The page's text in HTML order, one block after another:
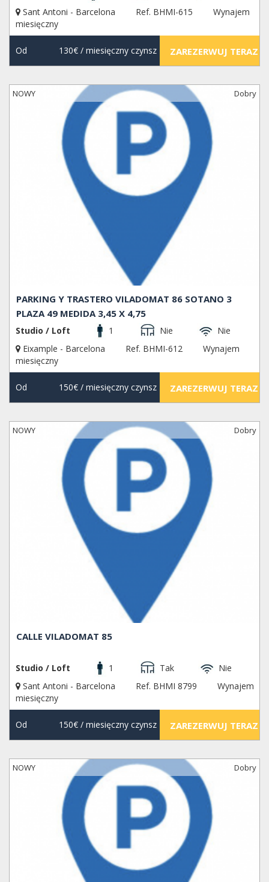
Sant Antoni - Barcelona
Ref. BHMI-615
Wynajem
miesięczny
Od 130€/ miesięczny czynsz ZAREZERWUJ TERAZ
NOWY Dobry
PARKING Y TRASTERO VILADOMAT 86 SOTANO 3
PLAZA 49 MEDIDA 3,45 X 4,75
Studio / Loft 1 Nie
Nie
Eixample - Barcelona
Ref. BHMI-612
Wynajem
miesięczny
Od 150€/ miesięczny czynsz ZAREZERWUJ TERAZ
NOWY Dobry
CALLE VILADOMAT 85
Studio / Loft 1 Tak
Nie
Sant Antoni - Barcelona
Ref. BHMI 8799
Wynajem
miesięczny
Od 150€/ miesięczny czynsz ZAREZERWUJ TERAZ
NOWY Dobry